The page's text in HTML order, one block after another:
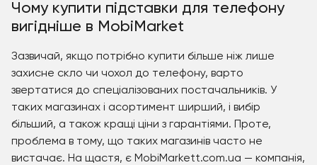
Чому купити підставки для телефону
вигідніше в MobiMarket
Зазвичай, якщо потрібно купити більше ніж лише
захисне скло чи чохол до телефону, варто
звертатися до спеціалізованих постачальників. У
таких магазинах і асортимент ширший, і вибір
більший, а також кращі ціни з гарантіями. Проте,
проблема в тому, що таких магазинів часто не
вистачає. На щастя, є MobiMarkett.com.ua — компанія,